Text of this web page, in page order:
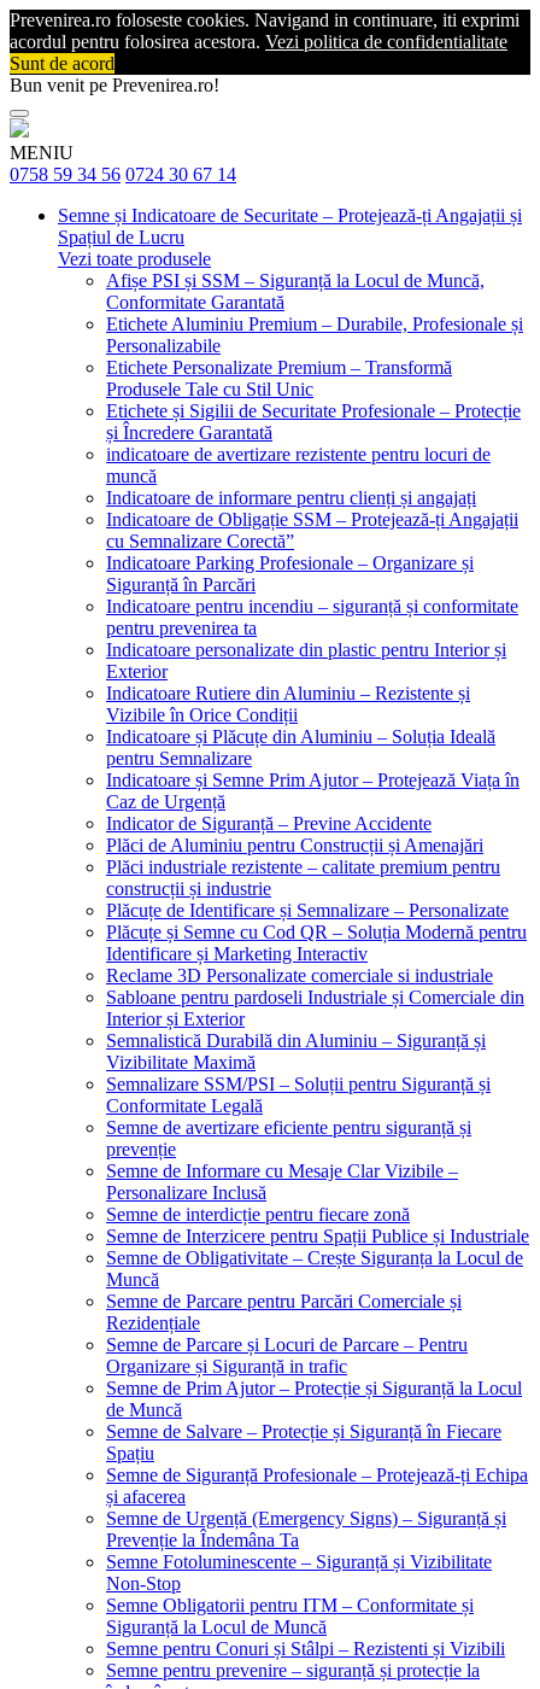
Prevenirea.ro foloseste cookies. Navigand in continuare, iti exprimi
acordul pentru folosirea acestora. Vezi politica de confidentialitate
Sunt de acord
Bun venit pe Prevenirea.ro!
MENIU
0758 59 34 56 0724 30 67 14
Semne și Indicatoare de Securitate – Protejează-ți Angajații și
Spațiul de Lucru
Vezi toate produsele
Afișe PSI și SSM – Siguranță la Locul de Muncă,
Conformitate Garantată
Etichete Aluminiu Premium – Durabile, Profesionale și
Personalizabile
Etichete Personalizate Premium – Transformă
Produsele Tale cu Stil Unic
Etichete și Sigilii de Securitate Profesionale – Protecție
și Încredere Garantată
indicatoare de avertizare rezistente pentru locuri de
muncă
Indicatoare de informare pentru clienți și angajați
Indicatoare de Obligație SSM – Protejează-ți Angajații
cu Semnalizare Corectă”
Indicatoare Parking Profesionale – Organizare și
Siguranță în Parcări
Indicatoare pentru incendiu – siguranță și conformitate
pentru prevenirea ta
Indicatoare personalizate din plastic pentru Interior și
Exterior
Indicatoare Rutiere din Aluminiu – Rezistente și
Vizibile în Orice Condiții
Indicatoare și Plăcuțe din Aluminiu – Soluția Ideală
pentru Semnalizare
Indicatoare și Semne Prim Ajutor – Protejează Viața în
Caz de Urgență
Indicator de Siguranță – Previne Accidente
Plăci de Aluminiu pentru Construcții și Amenajări
Plăci industriale rezistente – calitate premium pentru
construcții și industrie
Plăcuțe de Identificare și Semnalizare – Personalizate
Plăcuțe și Semne cu Cod QR – Soluția Modernă pentru
Identificare și Marketing Interactiv
Reclame 3D Personalizate comerciale si industriale
Sabloane pentru pardoseli Industriale și Comerciale din
Interior și Exterior
Semnalistică Durabilă din Aluminiu – Siguranță și
Vizibilitate Maximă
Semnalizare SSM/PSI – Soluții pentru Siguranță și
Conformitate Legală
Semne de avertizare eficiente pentru siguranță și
prevenție
Semne de Informare cu Mesaje Clar Vizibile –
Personalizare Inclusă
Semne de interdicție pentru fiecare zonă
Semne de Interzicere pentru Spații Publice și Industriale
Semne de Obligativitate – Crește Siguranța la Locul de
Muncă
Semne de Parcare pentru Parcări Comerciale și
Rezidențiale
Semne de Parcare și Locuri de Parcare – Pentru
Organizare și Siguranță in trafic
Semne de Prim Ajutor – Protecție și Siguranță la Locul
de Muncă
Semne de Salvare – Protecție și Siguranță în Fiecare
Spațiu
Semne de Siguranță Profesionale – Protejează-ți Echipa
și afacerea
Semne de Urgență (Emergency Signs) – Siguranță și
Prevenție la Îndemâna Ta
Semne Fotoluminescente – Siguranță și Vizibilitate
Non-Stop
Semne Obligatorii pentru ITM – Conformitate și
Siguranță la Locul de Muncă
Semne pentru Conuri și Stâlpi – Rezistenti și Vizibili
Semne pentru prevenire – siguranță și protecție la